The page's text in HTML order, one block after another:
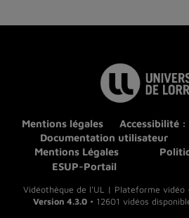
Mentions légales
Accessibilité
Documentation utilisateur
Mentions Légales
ESUP-Portail
Vidéothèque de l'UL | Plateforme vidéo
Version 4.3.0 • 12601 vidéos